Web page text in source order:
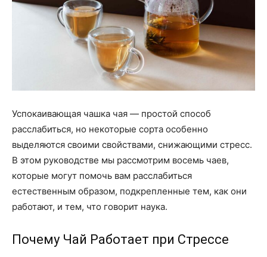
Успокаивающая чашка чая — простой способ
расслабиться, но некоторые сорта особенно
выделяются своими свойствами, снижающими стресс.
В этом руководстве мы рассмотрим восемь чаев,
которые могут помочь вам расслабиться
естественным образом, подкрепленные тем, как они
работают, и тем, что говорит наука.
Почему Чай Работает при Стрессе